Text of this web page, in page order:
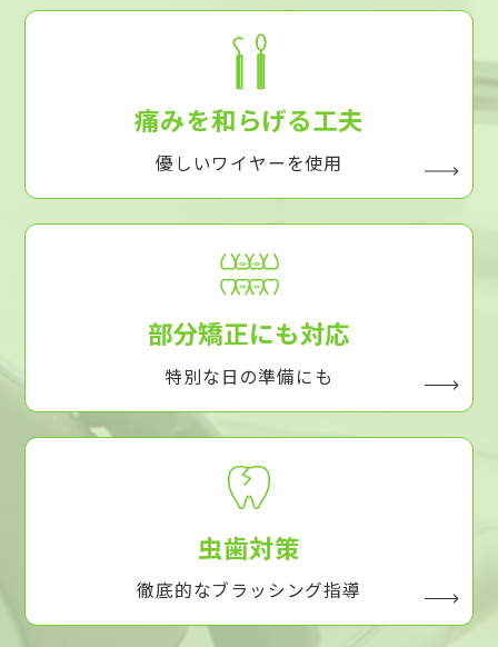
痛みを和らげる工夫
優しいワイヤーを使用
部分矯正にも対応
特別な日の準備にも
虫歯対策
徹底的なブラッシング指導